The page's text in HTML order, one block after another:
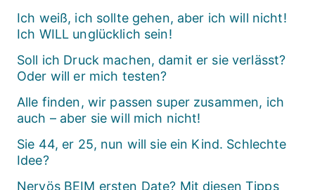
Ich weiß, ich sollte gehen, aber ich will nicht!
Ich WILL unglücklich sein!
Soll ich Druck machen, damit er sie verlässt?
Oder will er mich testen?
Alle finden, wir passen super zusammen, ich
auch – aber sie will mich nicht!
Sie 44, er 25, nun will sie ein Kind. Schlechte
Idee?
Nervös BEIM ersten Date? Mit diesen Tipps